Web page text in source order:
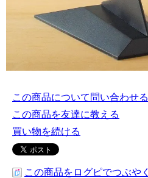
この商品について問い合わせる
この商品を友達に教える
買い物を続ける
この商品をログピでつぶやく